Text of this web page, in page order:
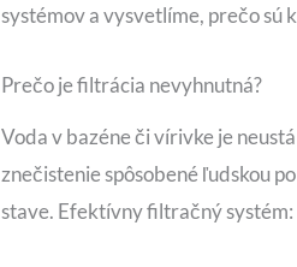
systémov a vysvetlíme, prečo
Prečo je filtrácia nevyhnutná?
Voda v bazéne či vírivke je
znečistenie spôsobené ľudskou
stave. Efektívny filtračný systém: